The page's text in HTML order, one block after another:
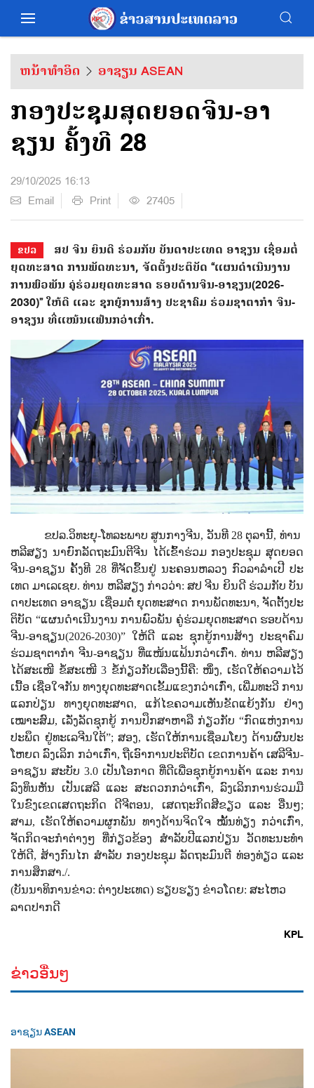
ຫນ້າທຳອິດ ອາຊຽນ ASEAN
ກອງປະຊຸມສຸດຍອດຈີນ-ອາ
ຊຽນ ຄັ້ງທີ 28
29/10/2025 16:13
Email
Print 27405
ຂປລ
ສປ ຈີນ​ ຍິນ​ດີ​ ຮ່ວມ​ກັບ ​ບັນ​ດາ​ປະ​ເທດ​ ອາ​ຊຽນ ເຊື່ອມ​ຕໍ່ ​
ຍຸດ​ທະ​ສາດ ​ການ​ພັດ​ທະ​ນາ​, ຈັດ​ຕັ້ງປະ​ຕິ​ບັດ “ແຜນ​ດຳ​ເນີນ​ງານ ​
ການ​ພົວ​ພັນ ​ຄູ່​ຮ່ວມ​ຍຸດ​ທະ​ສາດ ​ຮອບ​ດ້ານ​ຈີນ-ອາ​ຊຽນ(2026-
2030)” ໃຫ້​ດີ ແລະ ຊຸກ​ຍູ້​ການ​ສ້າງ​ ປະ​ຊາ​ຄົມ​ ຮ່ວມ​ຊາ​ຕາ​ກຳ ​ຈີນ-
ອາ​ຊຽນ ​ທີ່​​ແໜ້ນ​ແຟ້ນ​ກວ່າ​ເກົ່າ.
ຂປລ.ວິທະຍຸ-ໂທລະພາບ ສູນກາງຈີນ, ວັນ​ທີ 28 ຕຸ​ລາ​ນີ້, ທ່ານ ​
ຫລີ​ສຽງ ນາ​ຍົກ​ລັດ​ຖະ​ມົນ​ຕີ​ຈີນ ​ໄດ້​ເຂົ້າ​ຮ່ວມ ກອງ​ປະ​ຊຸມ ​ສຸດຍອດ​
ຈີນ-ອາ​ຊຽນ ​ຄັ້ງ​ທີ 28 ທີ່​ຈັດ​ຂຶ້ນ​ຢູ່ ​ນະ​ຄອນ​ຫລວງ ​ກົວ​ລາ​ລຳ​ເປີ​ ປະ​
ເທດ ​ມາ​ເລ​ເຊຍ. ທ່ານ ​ຫລີສຽງ​ ກ່າວ​ວ່າ: ສປ ຈີນ​ ຍິນ​ດີ​ ຮ່ວມ​ກັບ ​ບັນ​
ດາ​ປະ​ເທດ​ ອາ​ຊຽນ ເຊື່ອມ​ຕໍ່ ​ຍຸດ​ທະ​ສາດ ​ການ​ພັດ​ທະ​ນາ​, ຈັດ​ຕັ້ງປະ​
ຕິ​ບັດ “ແຜນ​ດຳ​ເນີນ​ງານ ​ການ​ພົວ​ພັນ ​ຄູ່​ຮ່ວມ​ຍຸດ​ທະ​ສາດ ​ຮອບ​ດ້ານ​
ຈີນ-ອາ​ຊຽນ(2026-2030)” ໃຫ້​ດີ ແລະ ຊຸກ​ຍູ້​ການ​ສ້າງ​ ປະ​ຊາ​ຄົມ​
ຮ່ວມ​ຊາ​ຕາ​ກຳ ​ຈີນ-ອາ​ຊຽນ ​ທີ່​​ແໜ້ນ​ແຟ້ນ​ກວ່າ​ເກົ່າ. ທ່ານ ​ຫລີສຽງ​
ໄດ້​ສະ​ເໜີ ​ຂໍ້​ສະ​ເໜີ3 ຂໍ້​ກ່ຽວ​ກັບ​ເລື່ອງ​ນີ້​ຄື: ໜຶ່ງ, ເຮັດ​ໃຫ້​ຄວາມ​ໄວ້​
ເນື້ອ ​ເຊື່ອ​ໃຈ​ກັນ ​ທາງ​ຍຸດ​ທະ​ສາດ​ເຂັ້ມ​ແຂງກວ່າ​ເກົ່າ, ເພີ່ມ​ທະ​ວີ​ ການ​
ແລກ​ປ່ຽນ​ ທາງ​ຍຸດ​ທະ​ສາດ, ແກ້​ໄຂ​ຄວາມ​ເຫັນ​ຂັດ​ແຍ້ງ​ກັນ ​ຢ່າງ​
ເໝາະ​ສົມ, ເລັ່ງ​ລັດ​ຊຸກ​ຍູ້​ ການ​ປຶກ​ສາ​ຫາ​ລື​ ກ່ຽວ​ກັບ “ກົດ​ແຫ່ງ​ການ​
ປະ​ພຶດ ​ຢູ່​ທະ​ເລ​ຈີນ​ໃຕ້”; ສອງ, ເຮັດ​ໃຫ້​ການ​ເຊື່ອມ​ໂຍງ ​​ດ້ານ​ຜົນ​ປະ​
ໂຫຍດ ​ລົງ​ເລິກ ກວ່າ​ເກົ່າ,ຖື​​ເອົາການ​ປະ​ຕິ​ບັດ ​ເຂດ​ການ​ຄ້າ​ ເສ​ລີ​ຈີນ-
ອາ​ຊຽນ ​ສະ​ບັບ 3.0 ເປັນ​ໂອ​ກາດ ທີ່​ດີ​ເພື່ອ​ຊຸກ​ຍູ້​ການ​ຄ້າ ແລະ ການ​
ລົງ​ທຶນ​ຫັນ ​ເປັນ​ເສ​ລີ
ແລະ ​ສະ​ດວກກວ່າ​ເກົ່າ, ລົງ​ເລິກການ​ຮ່ວມ​ມື
ໃນ​ຂົງ​ເຂດ​ເສດ​ຖະ​ກິດ ​ດີ​ຈີ​ຕອນ, ເສດ​ຖະ​ກິດ​ສີ​ຂຽວ ​ແລະ​ ອື່ນໆ;
ສາມ, ເຮັດ​ໃຫ້​​ຄວາມ​ຜູກ​ພັນ ​ທາງ​ດ້ານຈິດ​ໃຈ ​ໝັ້ນ​ທ່ຽງ​ ກວ່າ​ເກົ່າ,
ຈັດ​ກິດ​ຈະ​ກຳ​ຕ່າງໆ​ ທີ່​ກ່ຽວ​ຂ້ອງ ​ສຳ​ລັບ​ປີ​ແລກ​ປ່ຽນ​ ວັດ​ທະ​ນະ​ທຳ​
ໃຫ້​ດີ,ສ້າງ​ກົນ​ໄກ​ ສຳ​ລັບ​ ກອງ​ປະ​ຊຸມ​ ລັດ​ຖະ​ມົນ​ຕີ​ ທ່ອງ​ທ່ຽວ ແລະ
ການ​ສຶກ​ສາ./.
(ບັນນາທິການຂ່າວ: ຕ່າງປະເທດ) ຮຽບຮຽງ ຂ່າວໂດຍ: ສະໄຫວ
ລາດປາກດີ
KPL
ຂ່າວອື່ນໆ
ອາຊຽນ ASEAN